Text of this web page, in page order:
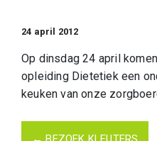
24 april 2012
Op dinsdag 24 april
opleiding Dietetiek een
keuken van onze
Post navigation